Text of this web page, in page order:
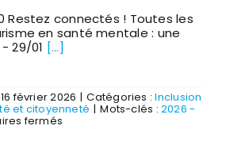
Restez connectés ! Toutes les
en santé mentale : une
29/01 [...]
16 février 2026 | Catégories :Inclusion
et citoyenneté | Mots-clés :2026 -
fermés